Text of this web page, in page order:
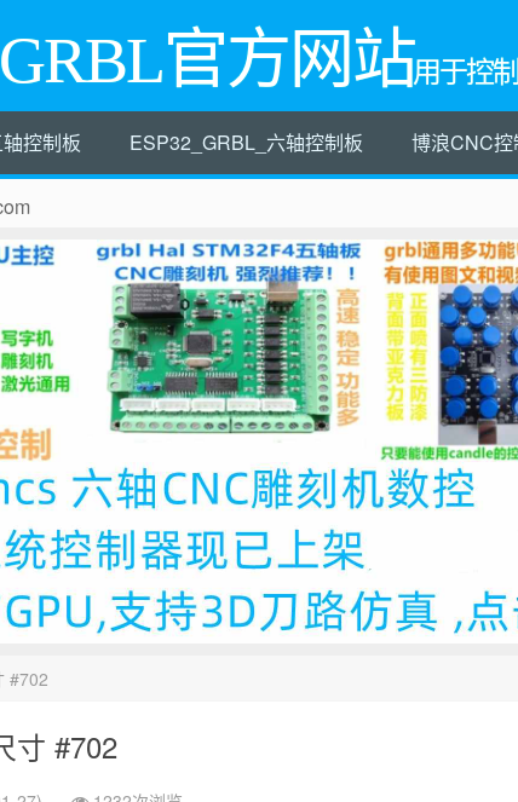
GRBL官方网站用于控
控制板 ESP32_GRBL_六轴控制板 博浪CNC
#702
寸 #702